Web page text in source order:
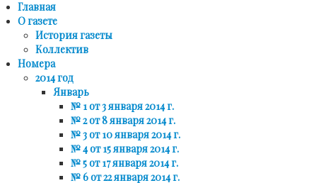
Главная
О газете
История газеты
Коллектив
Номера
2014 год
Январь
№ 1 от 3 января 2014 г.
№ 2 от 8 января 2014 г.
№ 3 от 10 января 2014 г.
№ 4 от 15 января 2014 г.
№ 5 от 17 января 2014 г.
№ 6 от 22 января 2014 г.